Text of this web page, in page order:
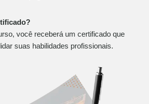
você receberá um certificado que
suas habilidades profissionais.